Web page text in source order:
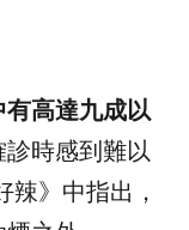
高達九成以
時感到難以
》中指出，